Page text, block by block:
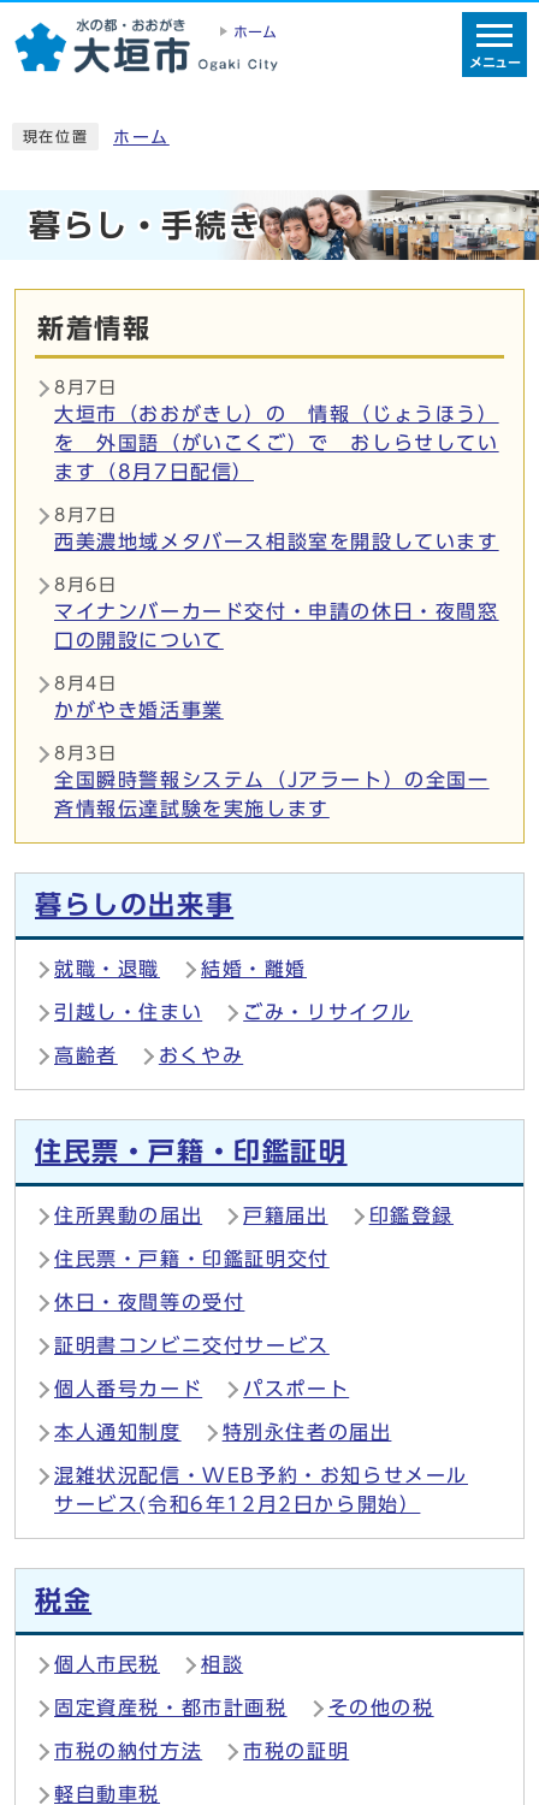
ホーム
メニュー
現在位置 ホーム
暮らし・手続き
新着情報
8月7日
大垣市（おおがきし）の 情報（じょうほう）
を 外国語（がいこくご）で おしらせしてい
ます（8月7日配信）
8月7日
西美濃地域メタバース相談室を開設しています
8月6日
マイナンバーカード交付・申請の休日・夜間窓
口の開設について
8月4日
かがやき婚活事業
8月3日
全国瞬時警報システム（Jアラート）の全国一
斉情報伝達試験を実施します
メインメニュー
暮らしの出来事
就職・退職 結婚・離婚
引越し・住まい ごみ・リサイクル
高齢者 おくやみ
住民票・戸籍・印鑑証明
住所異動の届出 戸籍届出 印鑑登録
住民票・戸籍・印鑑証明交付
休日・夜間等の受付
証明書コンビニ交付サービス
個人番号カード パスポート
本人通知制度 特別永住者の届出
混雑状況配信・WEB予約・お知らせメール
サービス(令和6年12月2日から開始）
税金
個人市民税 相談
固定資産税・都市計画税 その他の税
市税の納付方法 市税の証明
軽自動車税